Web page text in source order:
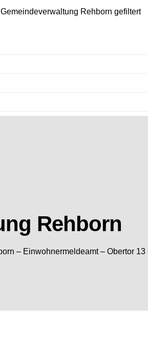
Rehborn gefiltert
Rehborn
– Einwohnermeldeamt – Obertor 13